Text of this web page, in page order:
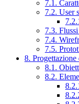
7.1.
7.2. User
7.3.
7.4.
7.5.
8. Progettazione
8.1.
8.2.